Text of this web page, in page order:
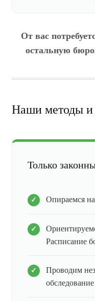
От вас
остальную
Наши методы
Только
Опираемся
Расписание
Проводим
обследование